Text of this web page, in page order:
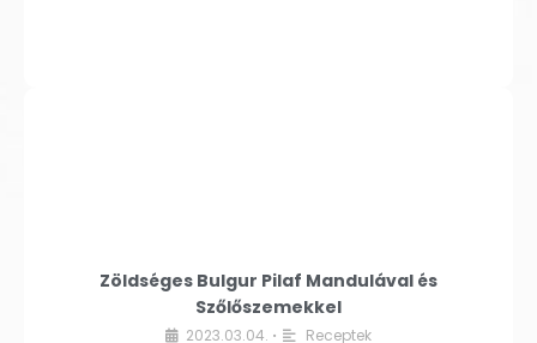
Zöldséges Bulgur Pilaf Mandulával és
Szőlőszemekkel
2023.03.04. • Receptek